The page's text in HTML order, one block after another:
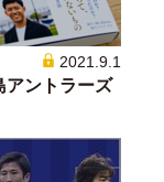
2021.9.1
アントラーズ